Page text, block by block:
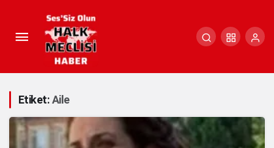
Etiket:Aile